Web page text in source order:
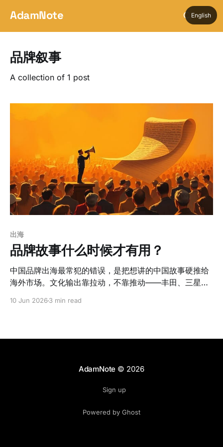
AdamNote
品牌叙事
A collection of 1 post
出海
品牌故事什么时候才有用？
中国品牌出海最常犯的错误，是把想讲的中国故事硬推给
海外市场。文化输出靠拉动，不靠推动——丰田、三星和
10 Jun 20263 min read
AdamNote © 2026
Sign up
Powered by Ghost
English